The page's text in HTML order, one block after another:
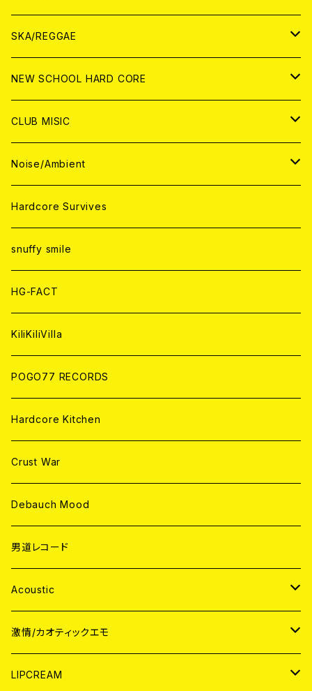
ANALOG
ANALOG
ANALOG
CD
CD
ANALOG
WORLD
CD
ANALOG
JAPAN
CD
ANALOG
WORLD
CD
ANALOG
SKA/REGGAE
JAPAN
CD
ANALOG
WORLD
CD
ANALOG
NEW SCHOOL HARD CORE
JAPAN
CD
ANALOG
WORLD
CD
ANALOG
CLUB MISIC
JAPAN
CD
ANALOG
WORLD
CD
ANALOG
Noise/Ambient
JAPAN
CD
ANALOG
WORLD
CD
ANALOG
Hardcore Survives
snuffy smile
HG-FACT
KiliKiliVilla
POGO77 RECORDS
Hardcore Kitchen
Crust War
Debauch Mood
男道レコード
Acoustic
JAPAN
CD
WORLD
激情/カオティックエモ
JAPAN
LIPCREAM